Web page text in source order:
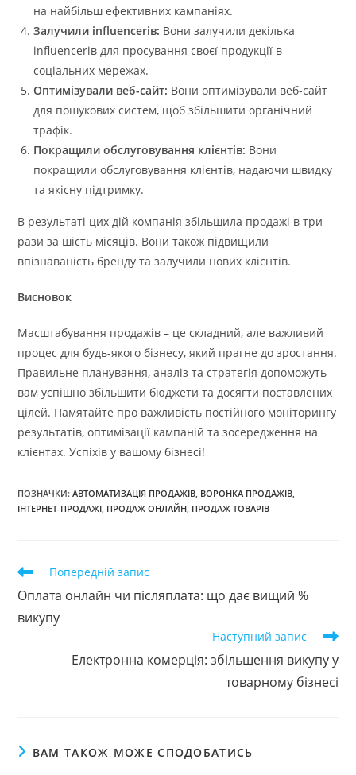
на найбільш ефективних кампаніях.
Залучили influencerів: Вони залучили декілька
influencerів для просування своєї продукції в
соціальних мережах.
Оптимізували веб-сайт: Вони оптимізували веб-сайт
для пошукових систем, щоб збільшити органічний
трафік.
Покращили обслуговування клієнтів: Вони
покращили обслуговування клієнтів, надаючи швидку
та якісну підтримку.
В результаті цих дій компанія збільшила продажі в три
рази за шість місяців. Вони також підвищили
впізнаваність бренду та залучили нових клієнтів.
Висновок
Масштабування продажів – це складний, але важливий
процес для будь-якого бізнесу, який прагне до зростання.
Правильне планування, аналіз та стратегія допоможуть
вам успішно збільшити бюджети та досягти поставлених
цілей. Памятайте про важливість постійного моніторингу
результатів, оптимізації кампаній та зосередження на
клієнтах. Успіхів у вашому бізнесі!
ПОЗНАЧКИ:АВТОМАТИЗАЦІЯ ПРОДАЖІВ, ВОРОНКА ПРОДАЖІВ,
ІНТЕРНЕТ-ПРОДАЖІ, ПРОДАЖ ОНЛАЙН, ПРОДАЖ ТОВАРІВ
Прочитати
статей
Попередній запис
Оплата онлайн чи післяплата: що дає вищий %
викупу
Наступний запис
Електронна комерція: збільшення викупу у
товарному бізнесі
ВАМ ТАКОЖ МОЖЕ СПОДОБАТИСЬ